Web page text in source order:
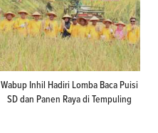
Wabup Inhil Hadiri Lomba Baca Puisi
SD dan Panen Raya di Tempuling